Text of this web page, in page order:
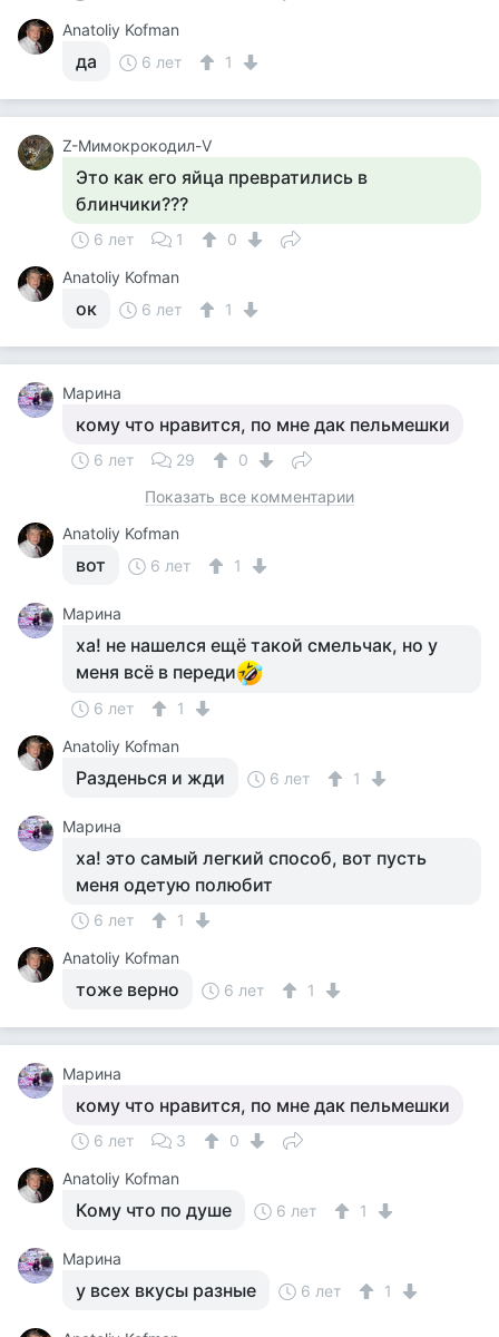
Anatoliy Kofman
да 6 лет 1
Z-Мимокрокодил-V
Это как его яйца превратились в
блинчики???
6 лет 1
0
Anatoliy Kofman
ок 6 лет 1
Марина
кому что нравится, по мне дак пельмешки
6 лет 29
0
Показать все комментарии
Anatoliy Kofman
вот 6 лет 1
Марина
ха! не нашелся ещё такой смельчак, но у
меня всё в переди
6 лет
1
Anatoliy Kofman
Разденься и жди 6 лет 1
Марина
ха! это самый легкий способ, вот пусть
меня одетую полюбит
6 лет
1
Anatoliy Kofman
тоже верно 6 лет 1
Марина
кому что нравится, по мне дак пельмешки
6 лет 3
0
Anatoliy Kofman
Кому что по душе 6 лет 1
Марина
у всех вкусы разные 6 лет 1